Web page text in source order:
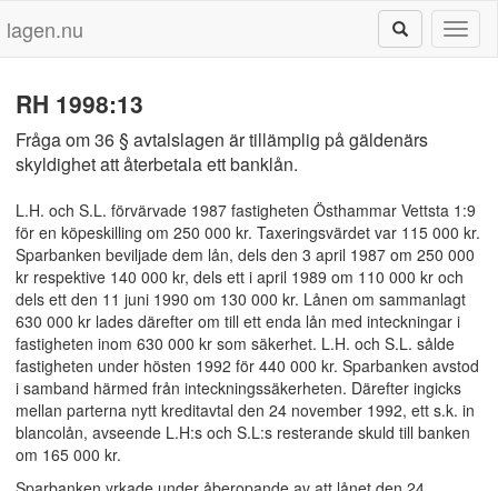
lagen.nu
RH 1998:13
Fråga om 36 § avtalslagen är tillämplig på gäldenärs
skyldighet att återbetala ett banklån.
L.H. och S.L. förvärvade 1987 fastigheten Östhammar Vettsta 1:9
för en köpeskilling om 250 000 kr. Taxeringsvärdet var 115 000 kr.
Sparbanken beviljade dem lån, dels den 3 april 1987 om 250 000
kr respektive 140 000 kr, dels ett i april 1989 om 110 000 kr och
dels ett den 11 juni 1990 om 130 000 kr. Lånen om sammanlagt
630 000 kr lades därefter om till ett enda lån med inteckningar i
fastigheten inom 630 000 kr som säkerhet. L.H. och S.L. sålde
fastigheten under hösten 1992 för 440 000 kr. Sparbanken avstod
i samband härmed från inteckningssäkerheten. Därefter ingicks
mellan parterna nytt kreditavtal den 24 november 1992, ett s.k. in
blancolån, avseende L.H:s och S.L:s resterande skuld till banken
om 165 000 kr.